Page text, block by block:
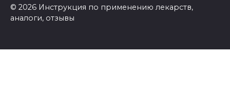
© 2026 Инструкция по применению лекарств,
аналоги, отзывы